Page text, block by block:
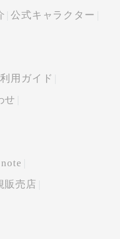
公式キャラクター
用ガイド
せ
note
販売店